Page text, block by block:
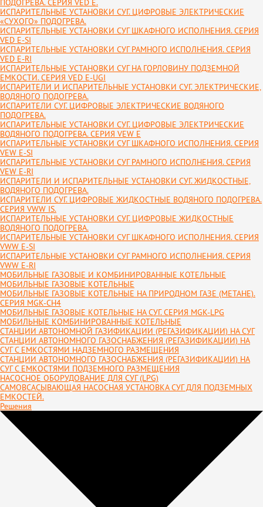
ПОДОГРЕВА. СЕРИЯ VED E.
ИСПАРИТЕЛЬНЫЕ УСТАНОВКИ СУГ. ЦИФРОВЫЕ ЭЛЕКТРИЧЕСКИЕ
«СУХОГО» ПОДОГРЕВА.
ИСПАРИТЕЛЬНЫЕ УСТАНОВКИ СУГ ШКАФНОГО ИСПОЛНЕНИЯ. СЕРИЯ
VED E-SI
ИСПАРИТЕЛЬНЫЕ УСТАНОВКИ СУГ РАМНОГО ИСПОЛНЕНИЯ. СЕРИЯ
VED E-RI
ИСПАРИТЕЛЬНЫЕ УСТАНОВКИ СУГ НА ГОРЛОВИНУ ПОДЗЕМНОЙ
ЕМКОСТИ. СЕРИЯ VED E-UGI
ИСПАРИТЕЛИ И ИСПАРИТЕЛЬНЫЕ УСТАНОВКИ СУГ. ЭЛЕКТРИЧЕСКИЕ,
ВОДЯНОГО ПОДОГРЕВА.
ИСПАРИТЕЛИ СУГ. ЦИФРОВЫЕ ЭЛЕКТРИЧЕСКИЕ ВОДЯНОГО
ПОДОГРЕВА.
ИСПАРИТЕЛЬНЫЕ УСТАНОВКИ СУГ. ЦИФРОВЫЕ ЭЛЕКТРИЧЕСКИЕ
ВОДЯНОГО ПОДОГРЕВА. СЕРИЯ VEW E
ИСПАРИТЕЛЬНЫЕ УСТАНОВКИ СУГ ШКАФНОГО ИСПОЛНЕНИЯ. СЕРИЯ
VEW E-SI
ИСПАРИТЕЛЬНЫЕ УСТАНОВКИ СУГ РАМНОГО ИСПОЛНЕНИЯ. СЕРИЯ
VEW E-RI
ИСПАРИТЕЛИ И ИСПАРИТЕЛЬНЫЕ УСТАНОВКИ СУГ. ЖИДКОСТНЫЕ,
ВОДЯНОГО ПОДОГРЕВА.
ИСПАРИТЕЛИ СУГ. ЦИФРОВЫЕ ЖИДКОСТНЫЕ ВОДЯНОГО ПОДОГРЕВА.
СЕРИЯ VWW IS.
ИСПАРИТЕЛЬНЫЕ УСТАНОВКИ СУГ. ЦИФРОВЫЕ ЖИДКОСТНЫЕ
ВОДЯНОГО ПОДОГРЕВА.
ИСПАРИТЕЛЬНЫЕ УСТАНОВКИ СУГ ШКАФНОГО ИСПОЛНЕНИЯ. СЕРИЯ
VWW E-SI
ИСПАРИТЕЛЬНЫЕ УСТАНОВКИ СУГ РАМНОГО ИСПОЛНЕНИЯ. СЕРИЯ
VWW E-RI
МОБИЛЬНЫЕ ГАЗОВЫЕ И КОМБИНИРОВАННЫЕ КОТЕЛЬНЫЕ
МОБИЛЬНЫЕ ГАЗОВЫЕ КОТЕЛЬНЫЕ
МОБИЛЬНЫЕ ГАЗОВЫЕ КОТЕЛЬНЫЕ НА ПРИРОДНОМ ГАЗЕ (МЕТАНЕ).
СЕРИЯ MGK-CH4
МОБИЛЬНЫЕ ГАЗОВЫЕ КОТЕЛЬНЫЕ НА СУГ. СЕРИЯ MGK-LPG
МОБИЛЬНЫЕ КОМБИНИРОВАННЫЕ КОТЕЛЬНЫЕ
СТАНЦИИ АВТОНОМНОЙ ГАЗИФИКАЦИИ (РЕГАЗИФИКАЦИИ) НА СУГ
СТАНЦИИ АВТОНОМНОГО ГАЗОСНАБЖЕНИЯ (РЕГАЗИФИКАЦИИ) НА
СУГ С ЕМКОСТЯМИ НАДЗЕМНОГО РАЗМЕЩЕНИЯ
СТАНЦИИ АВТОНОМНОГО ГАЗОСНАБЖЕНИЯ (РЕГАЗИФИКАЦИИ) НА
СУГ С ЕМКОСТЯМИ ПОДЗЕМНОГО РАЗМЕЩЕНИЯ
НАСОСНОЕ ОБОРУДОВАНИЕ ДЛЯ СУГ (LPG)
САМОВСАСЫВАЮЩАЯ НАСОСНАЯ УСТАНОВКА СУГ ДЛЯ ПОДЗЕМНЫХ
ЕМКОСТЕЙ.
Решения